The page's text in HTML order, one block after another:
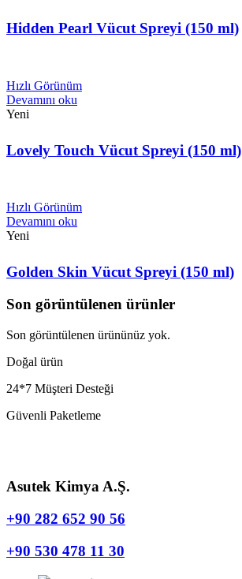
Hidden Pearl Vücut Spreyi (150 ml)
Hızlı Görünüm
Devamını oku
Yeni
Lovely Touch Vücut Spreyi (150 ml)
Hızlı Görünüm
Devamını oku
Yeni
Golden Skin Vücut Spreyi (150 ml)
Son görüntülenen ürünler
Son görüntülenen ürününüz yok.
Doğal ürün
24*7 Müşteri Desteği
Güvenli Paketleme
Asutek Kimya A.Ş.
+90 282 652 90 56
+90 530 478 11 30